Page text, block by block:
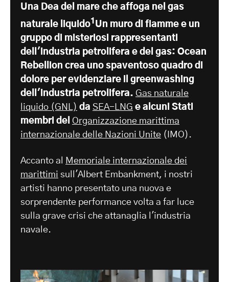
Una Dea del mare che affoga nel gas
naturale liquido1 Un muro di fiamme e un
gruppo di misteriosi rappresentanti
dell'industria petrolifera e del gas: Ocean
Rebellion crea uno spaventoso quadro di
dolore per evidenziare il greenwashing
dell'industria petrolifera. Gas naturale
liquido (GNL) da SEA-LNG e alcuni Stati
membri del Organizzazione marittima
internazionale delle Nazioni Unite (IMO).
Accanto al
Memoriale internazionale dei
marittimi sull'Albert Embankment, i nostri
artisti hanno presentato una nuova e
sorprendente performance volta a far luce
sulla grave crisi che attanaglia l'industria
navale.